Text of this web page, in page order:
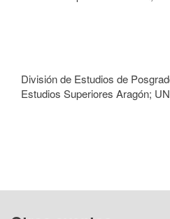
División de Estudios de
Estudios Superiores Aragón;